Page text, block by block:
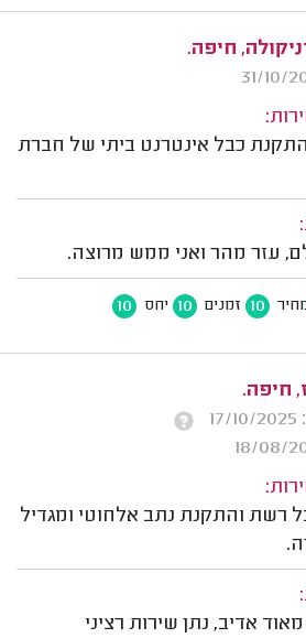
חיפה.
כבל אינטרנט ביתי של חברת
עזר מהר ואני ממש מרוצה.
10 זמנים 10 יחס 10
חיפה.
רשת והתקנת נתב אלחוטי ומגדיל
אדיב, נתן שירות רציני